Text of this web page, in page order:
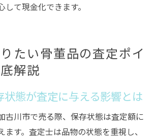
て現金化できます。
たい骨董品の査定ポイ
解説
状態が査定に与える影響とは
古川市で売る際、保存状態は査定額に
ます。査定士は品物の状態を重視し、